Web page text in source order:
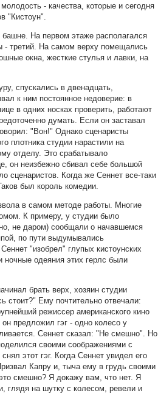
- качества, которые и сегодня
"Кистоун".
На первом этаже располагался
- третий. На самом верху помещались
окна, жесткие стулья и лавки, на
спускались в двенадцать,
к ним постоянное недоверие: в
в одних носках проверить, работают
думать. Если он заставал
"Вон!" Однако сценаристы
плотника студии нарастили на
отделу. Это срабатывало
он неизбежно сбивал себе большой
сценаристов. Когда же Сеннет все-таки
был король комедии.
в самом методе работы. Многие
К примеру, у студии было
не даром) сообщали о начавшемся
по пути выдумывались
"изобрел" глупых кистоунских
одеяния этих герлс были
брать верх, хозяин студии
стоит?" Ему почтительно отвечали:
режиссер американского кино
предложил гэг - одно колесо у
Сеннет сказал: "Не смешно". Но
своими соображениями с
этот гэг. Когда Сеннет увидел его
Капру и, тыча ему в грудь своими
смешно? Я докажу вам, что нет. Я
глядя на шутку с колесом, ревели и